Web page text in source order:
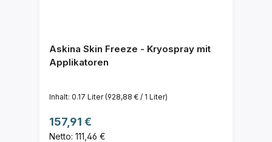
Askina Skin Freeze - Kryospray mit
Applikatoren
Inhalt: 0.17 Liter(928,88 € / 1 Liter)
Regulärer Preis:
157,91 €
Netto: 111,46 €